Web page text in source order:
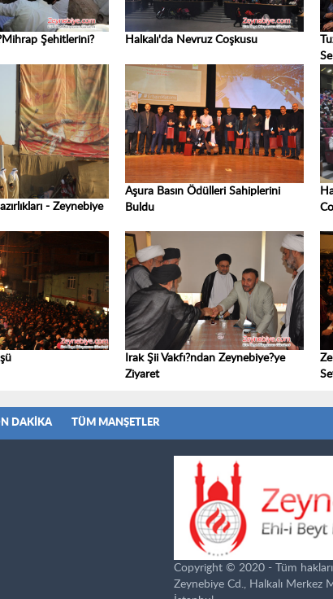
Şehitlerini?
Halkalı'da Nevruz Coşkusu
- Zeynebiye
Aşura Basın Ödülleri Sahiplerini
Buldu
Irak Şii Vakfı?ndan Zeynebiye?ye
Ziyaret
DAKIKA TÜM MANŞETLER
Copyright © 2020 - Tüm hakları
Zeynebiye Cd., Halkalı Merkez